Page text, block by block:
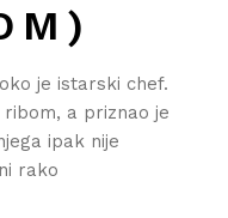
je istarski chef.
a priznao je
ipak nije
rako